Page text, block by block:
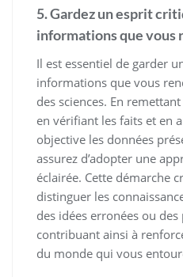
5. Gardez un esprit
informations que vous
Il est essentiel de garder
informations que vous
des sciences. En
en vérifiant les faits et en
objective les données
assurez d’adopter une
éclairée. Cette démarche
distinguer les
des idées erronées ou des
contribuant ainsi à
du monde qui vous